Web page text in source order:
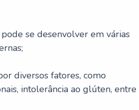
se desenvolver em várias
diversos fatores, como
intolerância ao glúten, entre